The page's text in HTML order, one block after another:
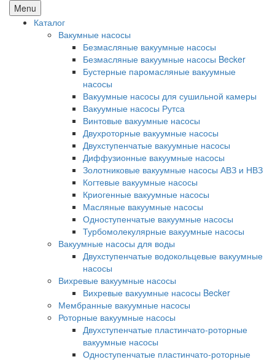
Menu
Каталог
Вакумные насосы
Безмасляные вакуумные насосы
Безмасляные вакуумные насосы Becker
Бустерные паромасляные вакуумные
насосы
Вакуумные насосы для сушильной камеры
Вакуумные насосы Рутса
Винтовые вакуумные насосы
Двухроторные вакуумные насосы
Двухступенчатые вакуумные насосы
Диффузионные вакуумные насосы
Золотниковые вакуумные насосы АВЗ и НВЗ
Когтевые вакуумные насосы
Криогенные вакуумные насосы
Масляные вакуумные насосы
Одноступенчатые вакуумные насосы
Турбомолекулярные вакуумные насосы
Вакуумные насосы для воды
Двухступенчатые водокольцевые вакуумные
насосы
Вихревые вакуумные насосы
Вихревые вакуумные насосы Becker
Мембранные вакуумные насосы
Роторные вакуумные насосы
Двухступенчатые пластинчато-роторные
вакуумные насосы
Одноступенчатые пластинчато-роторные